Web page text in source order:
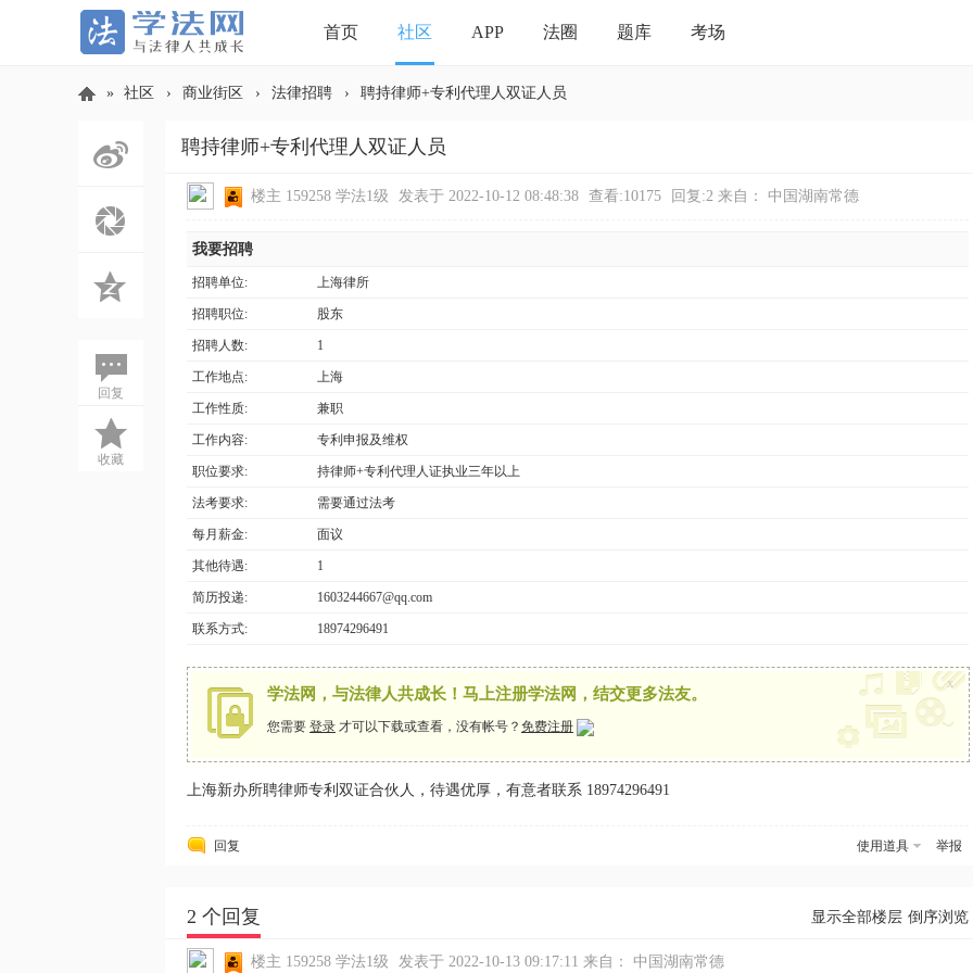
首页 社区 APP 法圈 题库 考场
» 社区 › 商业街区 › 法律招聘 › 聘持律师+专利代理人双证人员
回复
收藏
聘持律师+专利代理人双证人员
楼主 159258 学法1级 发表于 2022-10-12 08:48:38 查看:10175 回复:2 来自： 中国湖南常德
我要招聘
招聘单位: 上海律所
招聘职位: 股东
招聘人数: 1
工作地点: 上海
工作性质: 兼职
工作内容: 专利申报及维权
职位要求: 持律师+专利代理人证执业三年以上
法考要求: 需要通过法考
每月薪金: 面议
其他待遇: 1
简历投递: 1603244667@qq.com
联系方式: 18974296491
学法网，与法律人共成长！马上注册学法网，结交更多法友。
您需要 登录 才可以下载或查看，没有帐号？ 免费注册
x
上海新办所聘律师专利双证合伙人，待遇优厚，有意者联系 18974296491
回复 使用道具 举报
2 个回复 倒序浏览
显示全部楼层
楼主 159258 学法1级 发表于 2022-10-13 09:17:11 来自： 中国湖南常德